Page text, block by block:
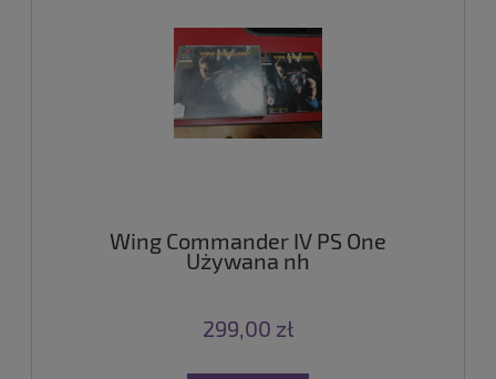
Wing Commander IV PS One
Używana nh
299,00 zł